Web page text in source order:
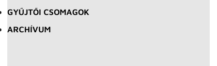
GYŰJTŐI CSOMAGOK
ARCHÍVUM